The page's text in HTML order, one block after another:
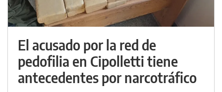
El acusado por la red de
pedofilia en Cipolletti tiene
antecedentes por narcotráfico